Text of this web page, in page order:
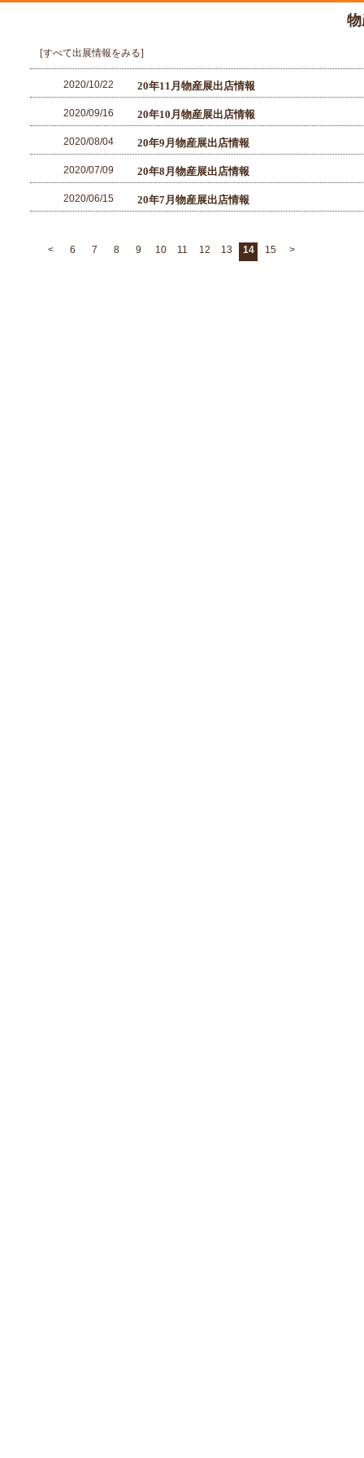
[すべて出展情報をみる]
2020/10/22 20年11月物産展出店情報
2020/09/16 20年10月物産展出店情報
2020/08/04 20年9月物産展出店情報
2020/07/09 20年8月物産展出店情報
2020/06/15 20年7月物産展出店情報
< 6 7 8 9 10 11 12 13 14 15 >